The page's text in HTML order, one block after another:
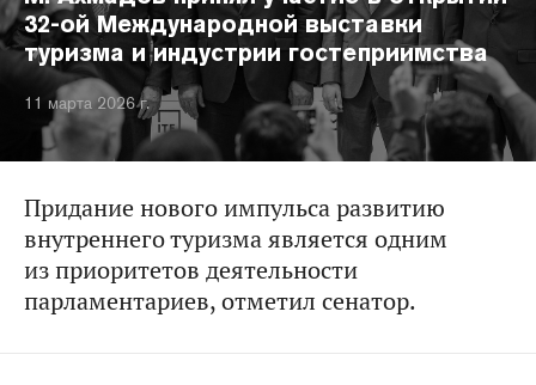
32-ой Международной выставки
туризма и индустрии гостеприимства
11 марта 2026 г.
Придание нового импульса развитию
внутреннего туризма является одним
из приоритетов деятельности
парламентариев, отметил сенатор.